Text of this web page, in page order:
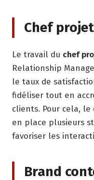
Chef projet
Le travail du chef
Relationship
le taux de
fidéliser tout en
clients. Pour cela,
en place plusieurs
favoriser les
Brand